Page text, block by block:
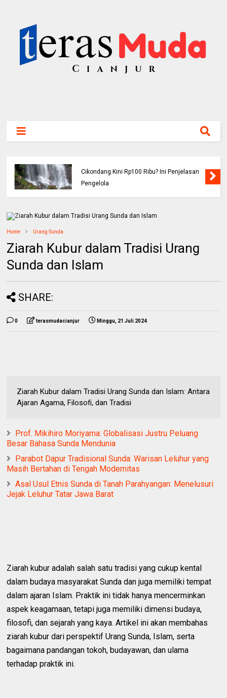
Cikondang Kini Rp100 Ribu? Ini Penjelasan
Pengelola
Home Urang Sunda
Ziarah Kubur dalam Tradisi Urang
Sunda dan Islam
SHARE:
0 terasmudacianjur Minggu, 21 Juli 2024
Ziarah Kubur dalam Tradisi Urang Sunda dan Islam: Antara
Ajaran Agama, Filosofi, dan Tradisi
Prof. Mikihiro Moriyama: Globalisasi Justru Peluang
Besar Bahasa Sunda Mendunia
Parabot Dapur Tradisional Sunda: Warisan Leluhur yang
Masih Bertahan di Tengah Modernitas
Asal Usul Etnis Sunda di Tanah Parahyangan: Menelusuri
Jejak Leluhur Tatar Jawa Barat
Ziarah kubur adalah salah satu tradisi yang cukup kental
dalam budaya masyarakat Sunda dan juga memiliki tempat
dalam ajaran Islam. Praktik ini tidak hanya mencerminkan
aspek keagamaan, tetapi juga memiliki dimensi budaya,
filosofi, dan sejarah yang kaya. Artikel ini akan membahas
ziarah kubur dari perspektif Urang Sunda, Islam, serta
bagaimana pandangan tokoh, budayawan, dan ulama
terhadap praktik ini.